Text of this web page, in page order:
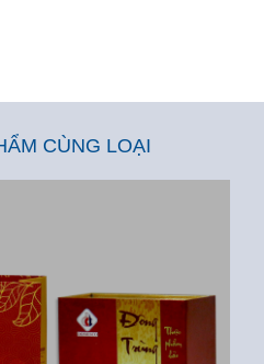
CÙNG LOẠI